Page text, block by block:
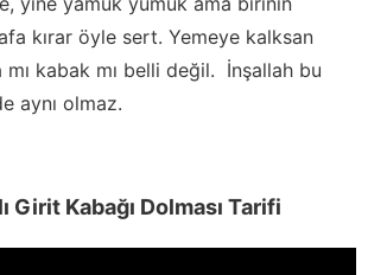
kırar öyle sert. Yemeye kalksan
kabak mı belli değil. İnşallah bu
aynı olmaz.
Girit Kabağı Dolması Tarifi